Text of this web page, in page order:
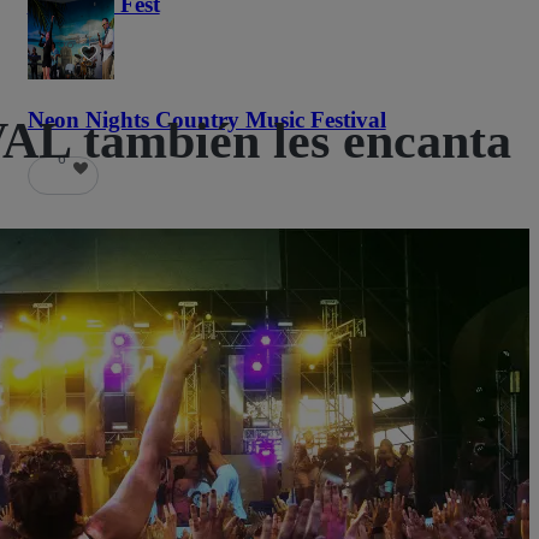
58
Neon Nights Country Music Festival
6también les encanta